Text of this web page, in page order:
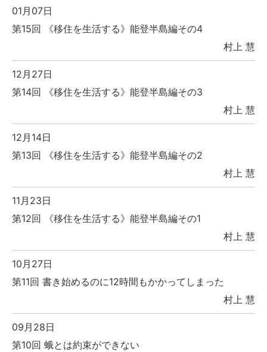
01月07日
第15回 《移住を生活する》能登半島編その4
村上 慧
12月27日
第14回 《移住を生活する》能登半島編その3
村上 慧
12月14日
第13回 《移住を生活する》能登半島編その2
村上 慧
11月23日
第12回 《移住を生活する》能登半島編その1
村上 慧
10月27日
第11回 書き始めるのに12時間もかかってしまった
村上 慧
09月28日
第10回 蛾とは約束ができない